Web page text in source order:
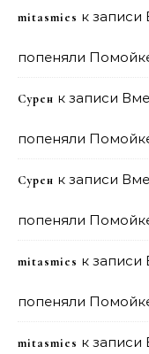
mitasmies к записи
попеняли
Сурен к записи
попеняли
Сурен к записи
попеняли
mitasmies к записи
попеняли
mitasmies к записи